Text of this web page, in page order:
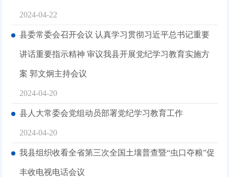
2024-04-22
县委常委会召开会议 认真学习贯彻习近平总书记重要
讲话重要指示精神 审议我县开展党纪学习教育实施方
案 郭文炯主持会议
2024-04-20
县人大常委会党组动员部署党纪学习教育工作
2024-04-20
我县组织收看全省第三次全国土壤普查暨“虫口夺粮”促
丰收电视电话会议